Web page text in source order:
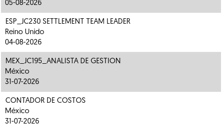
05-08-2026
ESP_JC230 SETTLEMENT TEAM LEADER
Reino Unido
04-08-2026
MEX_JC195_ANALISTA DE GESTION
México
31-07-2026
CONTADOR DE COSTOS
México
31-07-2026